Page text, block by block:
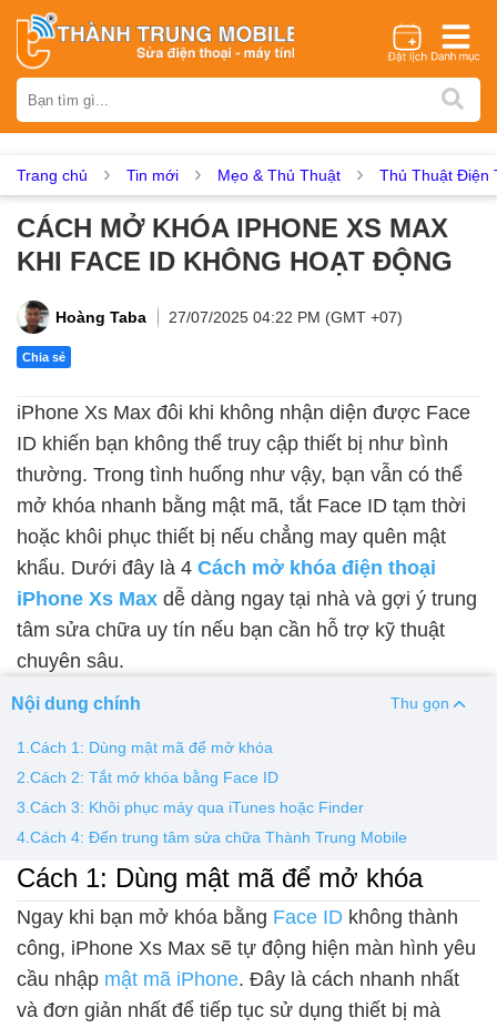
iPhone Samsung Oppo Xiaomi Realme Vivo
Asus Sony Vertu LG Tecno
Dịch vụ sửa chữa
Ép kính Thay camera
Thay loa Thay kính lưng Thay vỏ Thay chân sạc
Màn hình Xiaomi Màn hình Realme Màn hình Vivo
Màn hình Vsmart Màn hình Google Pixel
Thay pin
Pin iPhone Pin Samsumg Pin Oppo Pin Xiaomi
Vỏ iPhone
Trang chủ Tin mới Mẹo & Thủ Thuật Thủ Thuật Điện
CÁCH MỞ KHÓA IPHONE XS MAX
KHI FACE ID KHÔNG HOẠT ĐỘNG
Hoàng Taba 27/07/2025 04:22 PM (GMT +07)
Chia sẻ
iPhone Xs Max đôi khi không nhận diện được Face
ID khiến bạn không thể truy cập thiết bị như bình
thường. Trong tình huống như vậy, bạn vẫn có thể
mở khóa nhanh bằng mật mã, tắt Face ID tạm thời
hoặc khôi phục thiết bị nếu chẳng may quên mật
khẩu. Dưới đây là 4 Cách mở khóa điện thoại
iPhone Xs Max dễ dàng ngay tại nhà và gợi ý trung
tâm sửa chữa uy tín nếu bạn cần hỗ trợ kỹ thuật
chuyên sâu.
Nội dung chính Thu gọn
1.Cách 1: Dùng mật mã để mở khóa
2.Cách 2: Tắt mở khóa bằng Face ID
3.Cách 3: Khôi phục máy qua iTunes hoặc Finder
4.Cách 4: Đến trung tâm sửa chữa Thành Trung Mobile
Cách 1: Dùng mật mã để mở khóa
Ngay khi bạn mở khóa bằng Face ID không thành
công, iPhone Xs Max sẽ tự động hiện màn hình yêu
cầu nhập mật mã iPhone. Đây là cách nhanh nhất
và đơn giản nhất để tiếp tục sử dụng thiết bị mà